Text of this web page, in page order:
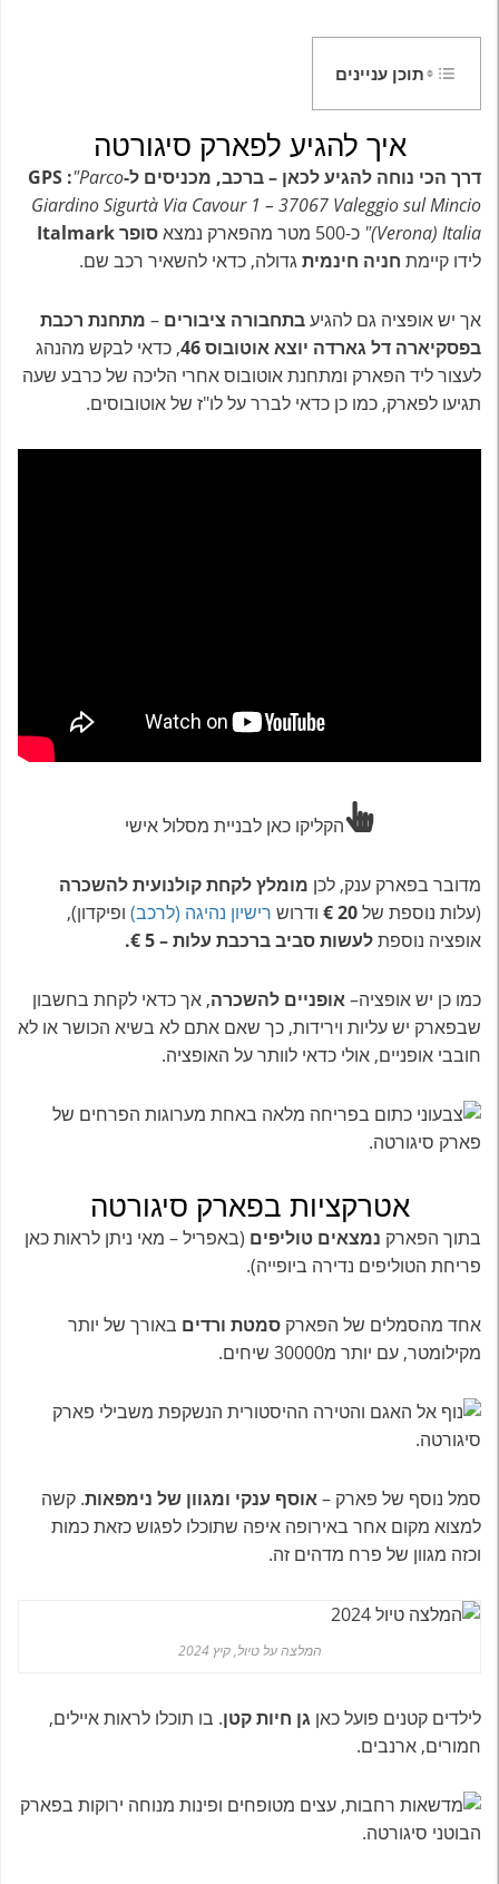
תוכן עניינים
איך להגיע לפארק סיגורטה
דרך הכי נוחה להגיע לכאן – ברכב, מכניסים ל-GPS :"Parco
Giardino Sigurtà Via Cavour 1 – 37067 Valeggio sul Mincio
(Verona) Italia" כ-500 מטר מהפארק נמצא
סופר Italmark
לידו קיימת חניה חינמיתגדולה, כדאי להשאיר רכב שם.
אך יש אופציה גם להגיעבתחבורה ציבורים – מתחנת רכבת
בפסקיארה דל גארדה יוצא אוטובוס 46
, כדאי לבקש מהנהג
לעצור ליד הפארק ומתחנת אוטובוס אחרי הליכה של כרבע שעה
תגיעו לפארק, כמו כן כדאי לברר על לו"ז של אוטובוסים.
הקליקו כאן לבניית מסלול אישי
מדובר בפארק ענק, לכן מומלץ לקחת קולנועית להשכרה
(עלות נוספת של20 € ודרוש רישיון נהיגה (לרכב) ופיקדון),
אופציה נוספתלעשות סביב ברכבת עלות – 5 €.
כמו כן יש אופציה–אופניים להשכרה, אך כדאי לקחת בחשבון
שבפארק יש עליות וירידות, כך שאם אתם לא בשיא הכושר או לא
חובבי אופניים, אולי כדאי לוותר על האופציה.
אטרקציות בפארק סיגורטה
בתוך הפארק נמצאים טוליפים (באפריל – מאי ניתן לראות כאן
פריחת הטוליפים נדירה ביופייה).
אחד מהסמלים של הפארק סמטת ורדים באורך של יותר
מקילומטר, עם יותר מ30000 שיחים.
סמל נוסף של פארק –אוסף ענקי ומגוון של נימפאות. קשה
למצוא מקום אחר באירופה איפה שתוכלו לפגוש כזאת כמות
וכזה מגוון של פרח מדהים זה.
המלצה על טיול, קיץ 2024
לילדים קטנים פועל כאן גן חיות קטן. בו תוכלו לראות איילים,
חמורים, ארנבים.